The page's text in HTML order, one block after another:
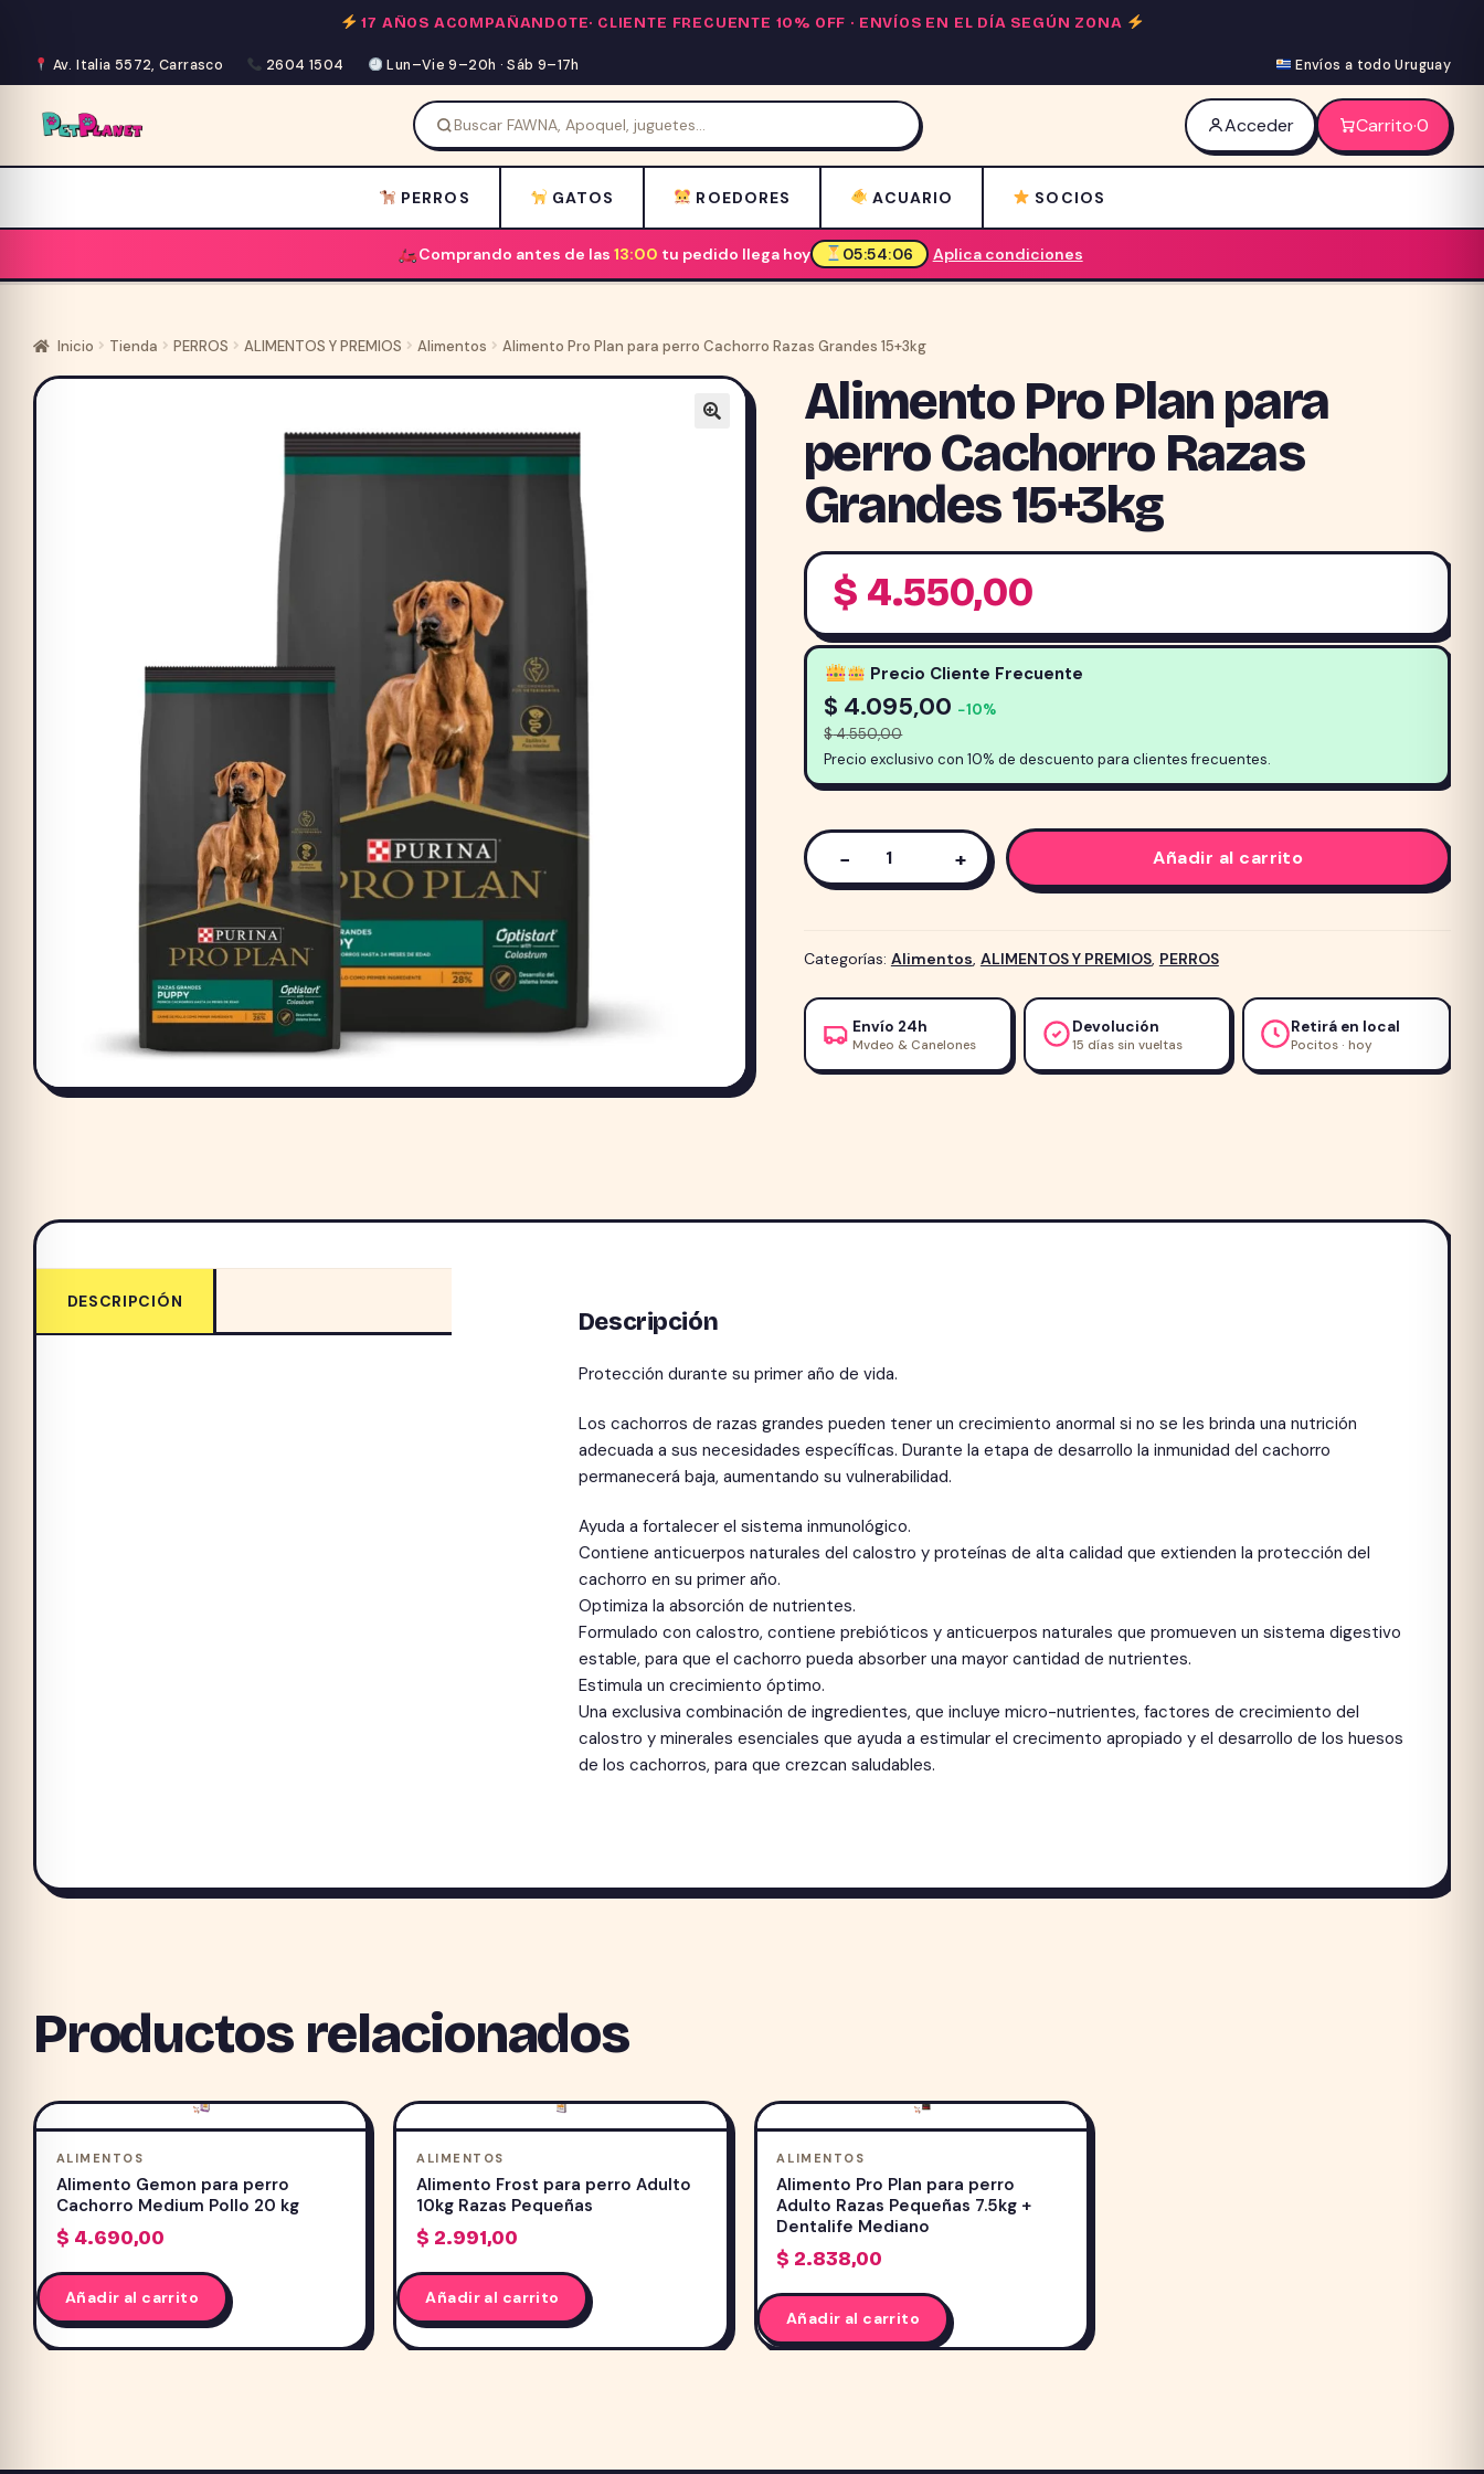
contenido
17 AÑOS ACOMPAÑANDOTE· CLIENTE FRECUENTE 10% OFF · ENVÍOS EN EL DÍA SEGÚN ZONA
Av. Italia 5572, Carrasco 2604 1504 Lun–Vie 9–20h · Sáb 9–17h Envíos a todo Uruguay
Acceder Carrito·0
PERROS GATOS ROEDORES ACUARIO SOCIOS
Comprando antes de las 13:00 tu pedido llega hoy 05:54:06 Aplica condiciones
Inicio Tienda PERROS ALIMENTOS Y PREMIOS Alimentos Alimento Pro Plan para perro Cachorro Razas Grandes 15+3kg
Alimento Pro Plan para
perro Cachorro Razas
Grandes 15+3kg
$ 4.550,00
Precio Cliente Frecuente
$ 4.095,00 −10%
$4.550,00
Precio exclusivo con 10% de descuento para clientes frecuentes.
Alimento
Pro
para
Cachorro
Razas
Grandes
− + Añadir al carrito
Categorías: Alimentos ALIMENTOS Y PREMIOS, PERROS
Envío 24h
Mvdeo & Canelones
Devolución
15 días sin vueltas
Retirá en local
Pocitos · hoy
DESCRIPCIÓN
Descripción
Protección durante su primer año de vida.
Los cachorros de razas grandes pueden tener un crecimiento anormal si no se les brinda una nutrición
adecuada a sus necesidades específicas. Durante la etapa de desarrollo la inmunidad del cachorro
permanecerá baja, aumentando su vulnerabilidad.
Ayuda a fortalecer el sistema inmunológico.
Contiene anticuerpos naturales del calostro y proteínas de alta calidad que extienden la protección del
cachorro en su primer año.
Optimiza la absorción de nutrientes.
Formulado con calostro, contiene prebióticos y anticuerpos naturales que promueven un sistema digestivo
estable, para que el cachorro pueda absorber una mayor cantidad de nutrientes.
Estimula un crecimiento óptimo.
Una exclusiva combinación de ingredientes, que incluye micro-nutrientes, factores de crecimiento del
calostro y minerales esenciales que ayuda a estimular el crecimento apropiado y el desarrollo de los huesos
de los cachorros, para que crezcan saludables.
Productos relacionados
ALIMENTOS
Alimento Gemon para perro
Cachorro Medium Pollo 20 kg
$ 4.690,00
Añadir al carrito
ALIMENTOS
Alimento Frost para perro Adulto
10kg Razas Pequeñas
$ 2.991,00
Añadir al carrito
ALIMENTOS
Alimento Pro Plan para perro
Adulto Razas Pequeñas 7.5kg +
Dentalife Mediano
$ 2.838,00
Añadir al carrito